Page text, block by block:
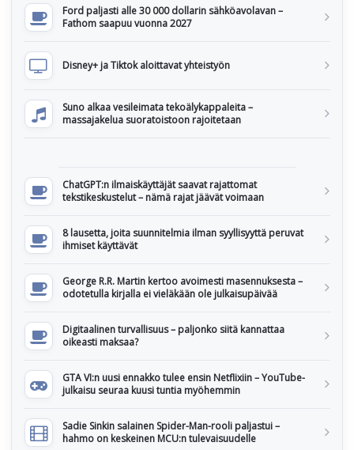
Ford paljasti alle 30 000 dollarin sähköavolavan –
Fathom saapuu vuonna 2027
Disney+ ja Tiktok aloittavat yhteistyön
Suno alkaa vesileimata tekoälykappaleita –
massajakelua suoratoistoon rajoitetaan
ChatGPT:n ilmaiskäyttäjät saavat rajattomat
tekstikeskustelut – nämä rajat jäävät voimaan
8 lausetta, joita suunnitelmia ilman syyllisyyttä peruvat
ihmiset käyttävät
George R.R. Martin kertoo avoimesti masennuksesta –
odotetulla kirjalla ei vieläkään ole julkaisupäivää
Digitaalinen turvallisuus – paljonko siitä kannattaa
oikeasti maksaa?
GTA VI:n uusi ennakko tulee ensin Netflixiin – YouTube-
julkaisu seuraa kuusi tuntia myöhemmin
Sadie Sinkin salainen Spider-Man-rooli paljastui –
hahmo on keskeinen MCU:n tulevaisuudelle